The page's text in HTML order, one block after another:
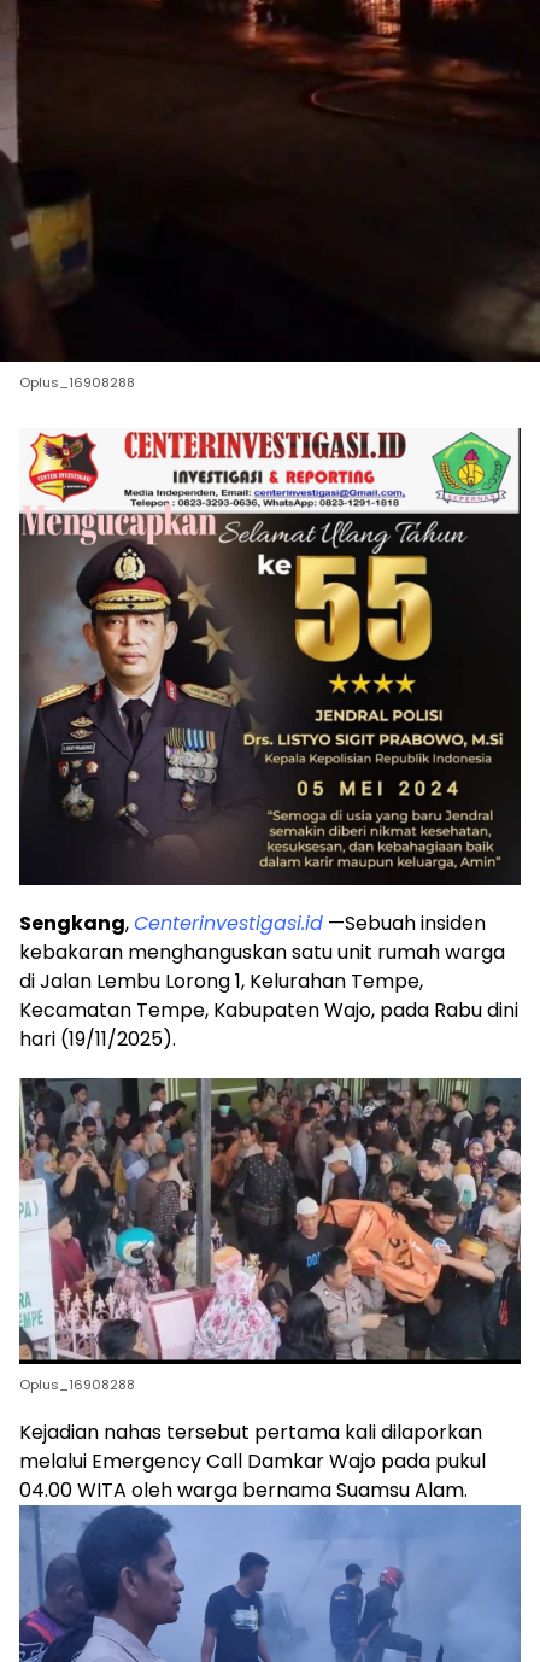
Oplus_16908288
Sengkang,Centerinvestigasi.id —Sebuah insiden
kebakaran menghanguskan satu unit rumah warga
di Jalan Lembu Lorong 1, Kelurahan Tempe,
Kecamatan Tempe, Kabupaten Wajo, pada Rabu dini
hari (19/11/2025).
Oplus_16908288
Kejadian nahas tersebut pertama kali dilaporkan
melalui Emergency Call Damkar Wajo pada pukul
04.00 WITA oleh warga bernama Suamsu Alam.